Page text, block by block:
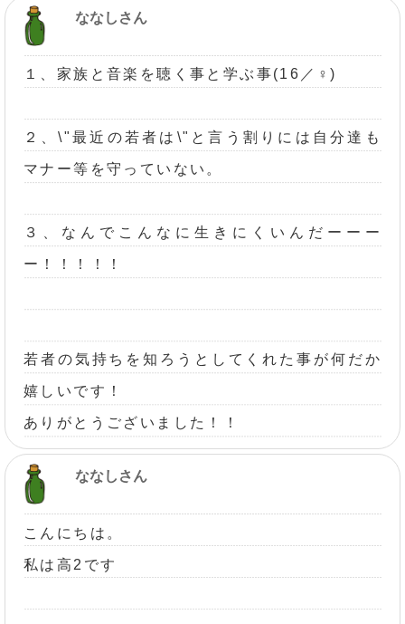
ななしさん
１、家族と音楽を聴く事と学ぶ事(16／♀)
２、\"最近の若者は\"と言う割りには自分達も
マナー等を守っていない。
３、なんでこんなに生きにくいんだーーー
ー！！！！！
若者の気持ちを知ろうとしてくれた事が何だか
嬉しいです！
ありがとうございました！！
ななしさん
こんにちは。
私は高2です